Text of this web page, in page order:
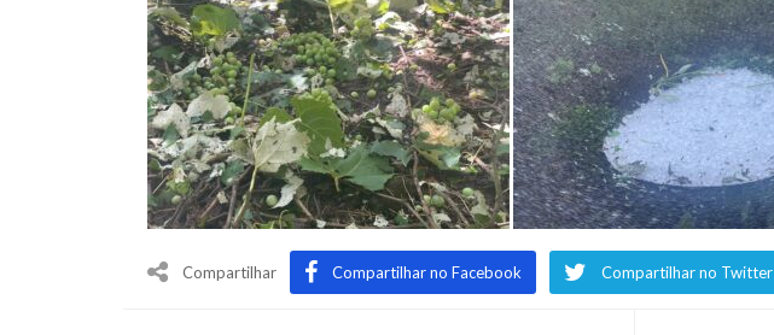
Compartilhar Compartilhar no Facebook Compartilhar no Twitter